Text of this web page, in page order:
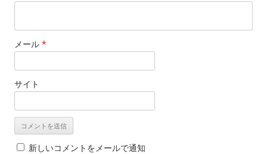
メール *
サイト
新しいコメントをメールで通知